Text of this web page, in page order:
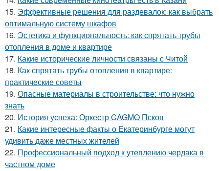
15. Эффективные решения для раздевалок: как выбрать
оптимальную систему шкафов
16. Эстетика и функциональность: как спрятать трубы
отопления в доме и квартире
17. Какие исторические личности связаны с Читой
18. Как спрятать трубы отопления в квартире:
практические советы
19. Опасные материалы в строительстве: что нужно
знать
20. История успеха: Оркестр CAGMO Псков
21. Какие интересные факты о Екатеринбурге могут
удивить даже местных жителей
22. Профессиональный подход к утеплению чердака в
частном доме